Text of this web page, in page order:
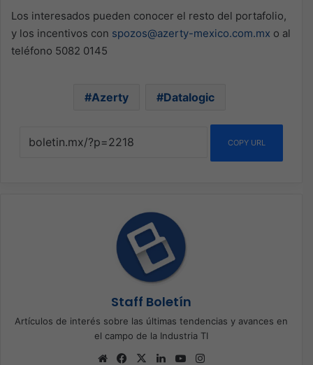
Los interesados pueden conocer el resto del portafolio,
y los incentivos con spozos@azerty-mexico.com.mx o al
teléfono 5082 0145
Azerty Datalogic
COPY URL
Staff Boletín
Artículos de interés sobre las últimas tendencias y avances en
el campo de la Industria TI
Sitio
Facebook
X LinkedInYouTube